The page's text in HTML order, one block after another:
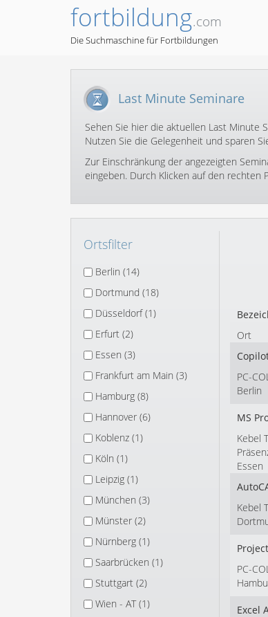
fortbildung.com
Die Suchmaschine für Fortbildungen
Last Minute Seminare
Sehen Sie hier die aktuellen Last Minute
Nutzen Sie die Gelegenheit und sparen
Zur Einschränkung der angezeigten
eingeben. Durch Klicken auf den rechten
Ortsfilter
Berlin (14)
Dortmund (18)
Düsseldorf (1)
Erfurt (2)
Essen (3)
Frankfurt am Main (3)
Hamburg (8)
Hannover (6)
Koblenz (1)
Köln (1)
Leipzig (1)
München (3)
Münster (2)
Nürnberg (1)
Saarbrücken (1)
Stuttgart (2)
Wien - AT (1)
Ort
PC-
Berlin
MS
Kebel
Essen
Kebel
PC-
Excel